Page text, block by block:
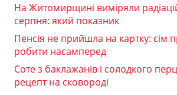
На Житомирщині виміряли
серпня: який показник
Пенсія не прийшла на картку: сім
робити насамперед
Соте з баклажанів і солодкого
рецепт на сковороді